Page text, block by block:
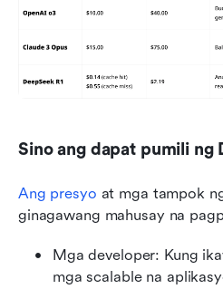
Sino ang dapat pumili ng
Ang presyo at mga tampok
ginagawang mahusay na
Mga developer: Kung
mga scalable na